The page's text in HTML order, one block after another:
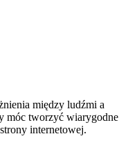
między ludźmi a
móc tworzyć wiarygodne
internetowej.